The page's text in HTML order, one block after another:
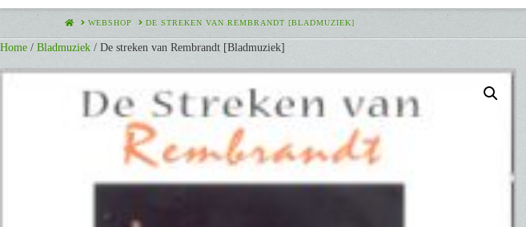
HOMEWEBSHOP DE STREKEN VAN REMBRANDT [BLADMUZIEK]
Home / Bladmuziek / De streken van Rembrandt [Bladmuziek]